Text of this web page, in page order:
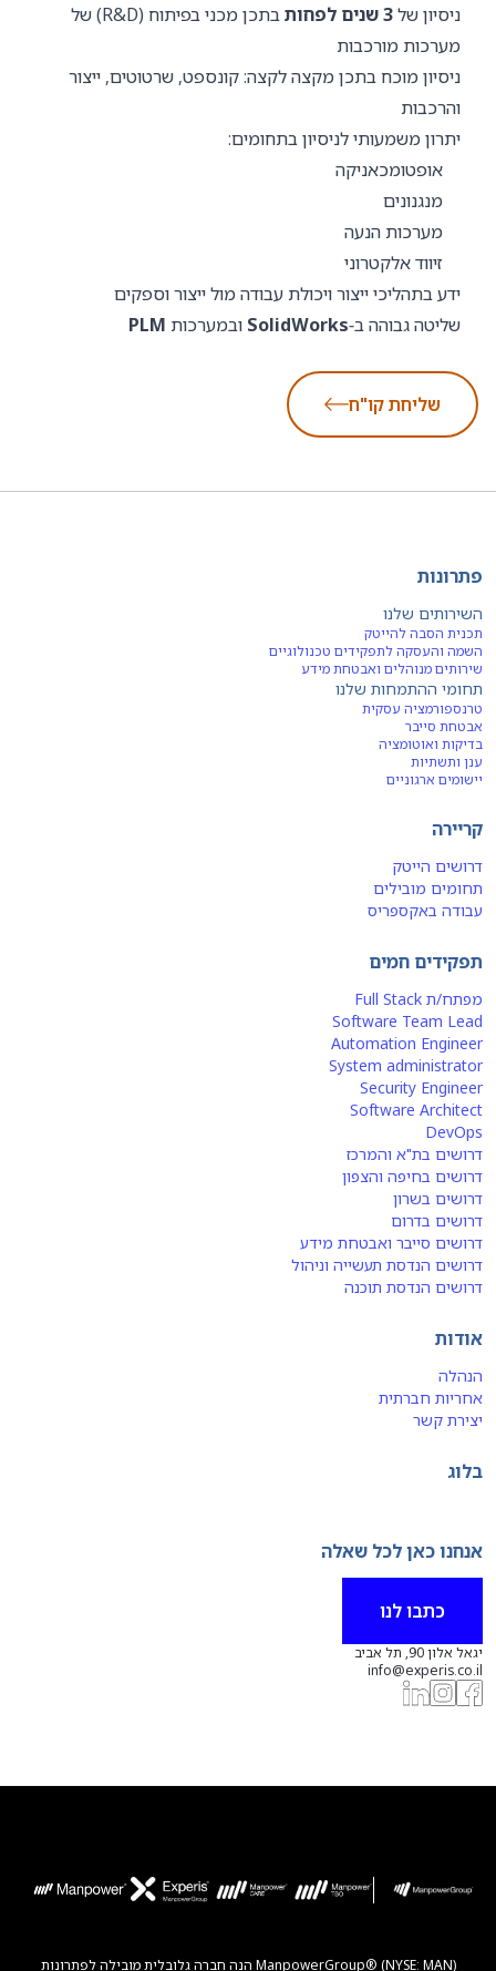
ניסיון של3 שנים לפחות
בתכן מכני בפיתוח (R&D) של
מערכות מורכבות
ניסיון מוכח בתכן מקצה לקצה: קונספט, שרטוטים, ייצור
והרכבות
יתרון משמעותי לניסיון בתחומים:
אופטומכאניקה
מנגנונים
מערכות הנעה
זיווד אלקטרוני
ידע בתהליכי ייצור ויכולת עבודה מול ייצור וספקים
שליטה גבוהה ב‑SolidWorks ובמערכות PLM
שליחת קו"ח
פתרונות
השירותים שלנו
תכנית הסבה להייטק
השמה והעסקה לתפקידים טכנולוגיים
שירותים מנוהלים ואבטחת מידע
תחומי ההתמחות שלנו
טרנספורמציה עסקית
אבטחת סייבר
בדיקות ואוטומציה
ענן ותשתיות
יישומים ארגוניים
קריירה
דרושים הייטק
תחומים מובילים
עבודה באקספריס
תפקידים חמים
מפתח/ת Full Stack
Software Team Lead
Automation Engineer
System administrator
Security Engineer
Software Architect
DevOps
דרושים בת"א והמרכז
דרושים בחיפה והצפון
דרושים בשרון
דרושים בדרום
דרושים סייבר ואבטחת מידע
דרושים הנדסת תעשייה וניהול
דרושים הנדסת תוכנה
אודות
הנהלה
אחריות חברתית
יצירת קשר
בלוג
אנחנו כאן לכל שאלה
כתבו לנו
יגאל אלון 90, תל אביב
info@experis.co.il
ManpowerGroup® (NYSE: MAN) הנה חברה גלובלית מובילה לפתרונות